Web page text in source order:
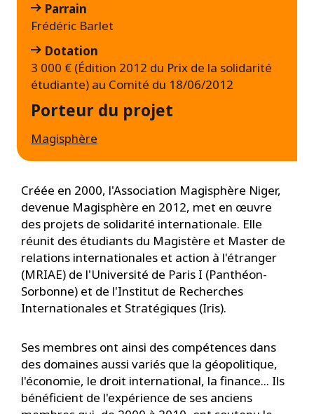
Parrain
Frédéric Barlet
Dotation
3 000 € (Édition 2012 du Prix de la solidarité
étudiante) au Comité du 18/06/2012
Porteur du projet
Magisphère
Créée en 2000, l'Association Magisphère Niger,
devenue Magisphère en 2012, met en œuvre
des projets de solidarité internationale. Elle
réunit des étudiants du Magistère et Master de
relations internationales et action à l'étranger
(MRIAE) de l'Université de Paris I (Panthéon-
Sorbonne) et de l'Institut de Recherches
Internationales et Stratégiques (Iris).
Ses membres ont ainsi des compétences dans
des domaines aussi variés que la géopolitique,
l'économie, le droit international, la finance... Ils
bénéficient de l'expérience de ses anciens